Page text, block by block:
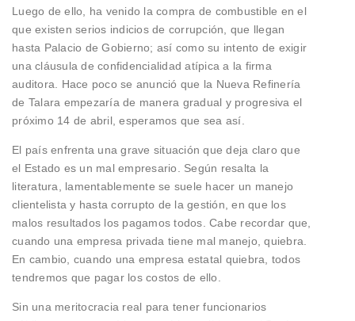
Luego de ello, ha venido la compra de combustible en el
que existen serios indicios de corrupción, que llegan
hasta Palacio de Gobierno; así como su intento de exigir
una cláusula de confidencialidad atípica a la firma
auditora. Hace poco se anunció que la Nueva Refinería
de Talara empezaría de manera gradual y progresiva el
próximo 14 de abril, esperamos que sea así.
El país enfrenta una grave situación que deja claro que
el Estado es un mal empresario. Según resalta la
literatura, lamentablemente se suele hacer un manejo
clientelista y hasta corrupto de la gestión, en que los
malos resultados los pagamos todos. Cabe recordar que,
cuando una empresa privada tiene mal manejo, quiebra.
En cambio, cuando una empresa estatal quiebra, todos
tendremos que pagar los costos de ello.
Sin una meritocracia real para tener funcionarios